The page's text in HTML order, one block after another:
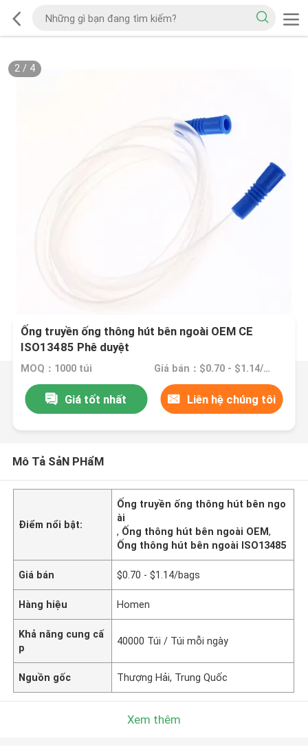
2/ 4
Ống truyền ống thông hút bên ngoài OEM CE
ISO13485 Phê duyệt
MOQ：1000 túi Giá bán：$0.70 - $1.14/bags
Giá tốt nhất Liên hệ chúng tôi
Mô Tả SảN PHẩM
Điểm nổi bật:
Ống truyền ống thông hút bên ngo
ài
, Ống thông hút bên ngoài OEM,
Ống thông hút bên ngoài ISO13485
Giá bán $0.70 - $1.14/bags
Hàng hiệu Homen
Khả năng cung cấ
p
40000 Túi / Túi mỗi ngày
Nguồn gốc Thượng Hải, Trung Quốc
Xem thêm